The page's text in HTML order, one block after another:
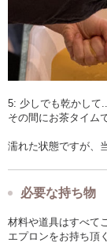
5: 少しでも乾かして
その間にお茶タイム
濡れた状態ですが、
必要な持ち物
材料や道具はすべて
エプロンをお持ち頂